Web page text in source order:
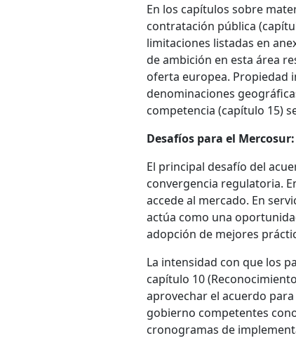
En los capítulos sobre
contratación pública
limitaciones listadas en
de ambición en esta área
oferta europea. Propiedad
denominaciones
competencia (capítulo 15)
Desafíos para el
El principal desafío del
convergencia regulatoria.
accede al mercado. En
actúa como una
adopción de mejores
La intensidad con que los
capítulo 10
aprovechar el acuerdo
gobierno competentes
cronogramas de